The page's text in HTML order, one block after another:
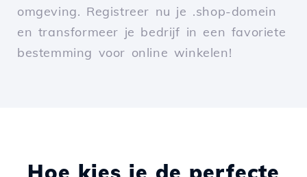
omgeving. Registreer nu je .shop-domein
en transformeer je bedrijf in een favoriete
bestemming voor online winkelen!